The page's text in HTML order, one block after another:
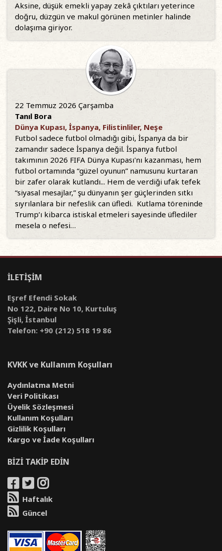
Aksine, düşük emekli yapay zekâ çıktıları yeterince
doğru, düzgün ve makul görünen metinler halinde
dolaşıma giriyor.
22 Temmuz 2026 Çarşamba
Tanıl Bora
Dünya Kupası, İspanya, Filistinliler, Neşe
Futbol sadece futbol olmadığı gibi, İspanya da bir
zamandır sadece İspanya değil. İspanya futbol
takımının 2026 FIFA Dünya Kupası'nı kazanması, hem
futbol ortamında “güzel oyunun” namusunu kurtaran
bir zafer olarak kutlandı... Hem de verdiği ufak tefek
“siyasal mesajlar,” şu dünyanın şer güçlerinden sıtkı
sıyrılanlara bir nefeslik can üfledi. Kutlama töreninde
Trump’ı kibarca istiskal etmeleri sayesinde üflediler
mesela o nefesi…
İLETİŞİM
Eşref Efendi Sokak
No 122, Daire No 10, Kurtuluş
Şişli, İstanbul
Telefon: +90 (212) 518 19 86
KVKK ve Kullanım Koşulları
Aydınlatma Metni
Veri Politikası
Üyelik Sözleşmesi
Kullanım Koşulları
Gizlilik Koşulları
Kargo ve İade Koşulları
BİZİ TAKİP EDİN
Haftalık
Güncel